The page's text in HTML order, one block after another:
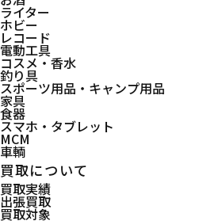
ライター
ホビー
レコード
電動工具
コスメ・香水
釣り具
スポーツ用品・キャンプ用品
家具
食器
スマホ・タブレット
MCM
車輌
買取について
買取実績
出張買取
買取対象